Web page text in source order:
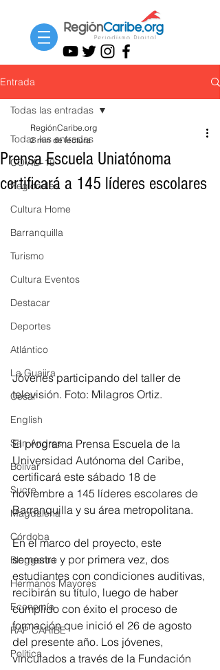
Entrada
Todas las entradas
COVID-19
Regionales
Cultura Home
Barranquilla
Turismo
Cultura Eventos
Destacar
Deportes
Atlántico
La Guajira
Cesar
English
San Andres
Bolívar
Sucre
Magdalena
Córdoba
Bloggeros
Hermanos Mayores
Economía
RAP CARIBE
Política
Todas las entradas
Prensa Escuela Uniatónoma
certificará a 145 líderes escolares
RegiónCaribe.org
2 min de lectura
Jóvenes participando del taller de
televisión. Foto: Milagros Ortiz.
El programa Prensa Escuela de la
Universidad Autónoma del Caribe,
certificará este sábado 18 de
noviembre a 145 líderes escolares de
Barranquilla y su área metropolitana.
En el marco del proyecto, este
semestre y por primera vez, dos
estudiantes con condiciones auditivas,
recibirán su título, luego de haber
cumplido con éxito el proceso de
formación que inició el 26 de agosto
del presente año. Los jóvenes,
vinculados a través de la Fundación